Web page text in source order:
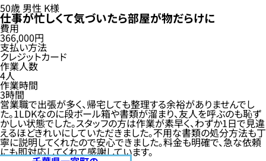
50歳 男性 K様
仕事が忙しくて気づいたら部屋が物だらけに
費用
366,000円
支払い方法
クレジットカード
作業人数
4人
作業時間
3時間
営業職で出張が多く、帰宅しても整理する余裕がありませんでし
た。1LDKなのに段ボール箱や書類が溜まり、友人を呼ぶのも恥ず
かしい状態でした。スタッフの方は作業が素早く、わずか1日で見違
えるほどきれいにしていただきました。不用な書類の処分方法も丁
寧に説明してくれたので安心できました。料金も明確で、急な依頼
にも即対応してくれて感謝しています。